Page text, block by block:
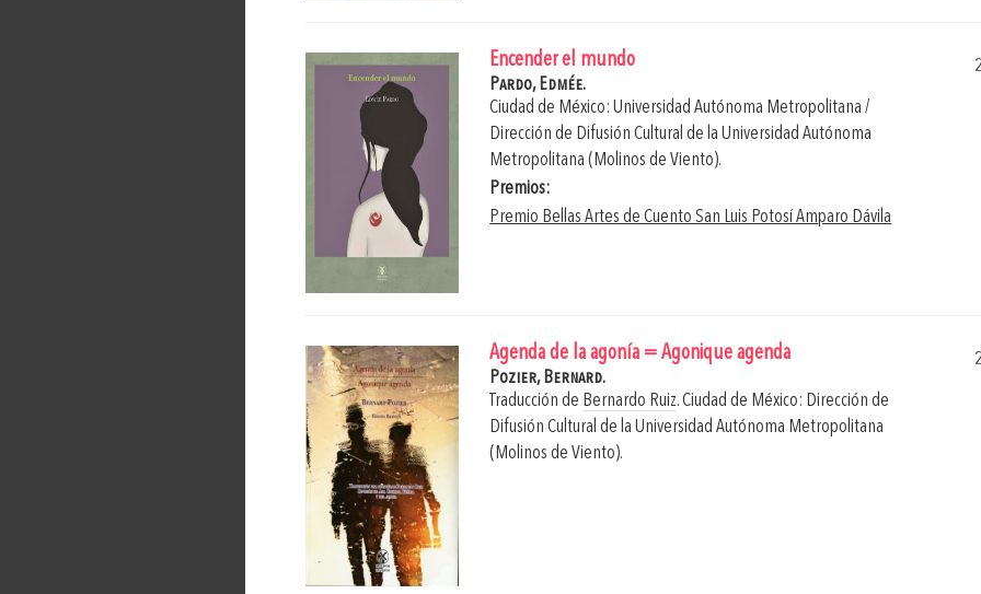
Encender el mundo
Pardo, Edmée.
Ciudad de México: Universidad Autónoma Metropolitana /
Dirección de Difusión Cultural de la Universidad Autónoma
Metropolitana (Molinos de Viento).
Premios:
Premio Bellas Artes de Cuento San Luis Potosí Amparo Dávila
Agenda de la agonía = Agonique agenda
Pozier, Bernard.
Traducción de Bernardo Ruiz.Ciudad de México: Dirección de
Difusión Cultural de la Universidad Autónoma Metropolitana
(Molinos de Viento).